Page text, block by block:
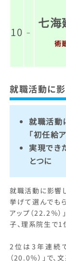
10 –
七海
術
就職活動に
就職活動
「初任給
実現でき
とつに
就職活動に影響
挙げて選んでも
アップ（22.2％）
子、理系院生で1
2位は3年連続で
（20.0％）」で